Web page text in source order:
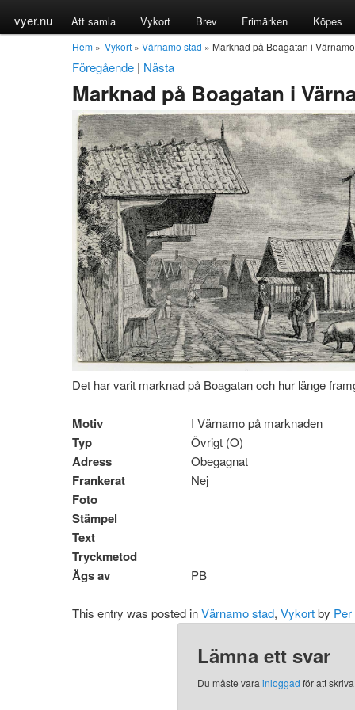
vyer.nu Att samla Vykort Brev Frimärken Köpes
Hem » Vykort » Värnamo stad » Marknad på Boagatan i
Föregående | Nästa
Marknad på Boagatan i
Det har varit marknad på Boagatan och hur länge
Motiv I Värnamo på marknaden
Typ Övrigt (O)
Adress Obegagnat
Frankerat Nej
Foto
Stämpel
Text
Tryckmetod
Ägs av
PB
This entry was posted inVärnamo stad, Vykortby
Lämna ett svar
Du måste varainloggad för att